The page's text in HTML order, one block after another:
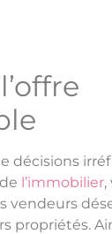
décisions
l’immobilier,
vendeurs
propriétés.